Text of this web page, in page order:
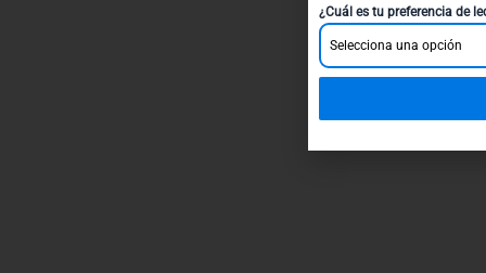
¿Cuál es tu preferencia de
Selecciona una opción